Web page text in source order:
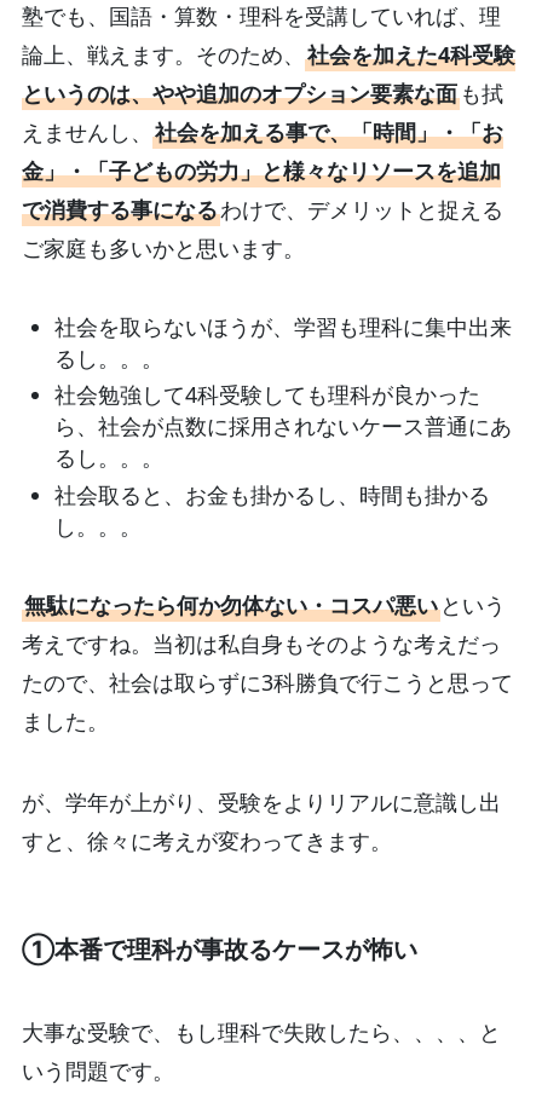
塾でも、国語・算数・理科を受講していれば、理
論上、戦えます。そのため、 社会を加えた4科受験
というのは、やや追加のオプション要素な面も拭
えませんし、 社会を加える事で、「時間」・「お
金」・「子どもの労力」と様々なリソースを追加
で消費する事になるわけで、デメリットと捉える
ご家庭も多いかと思います。
社会を取らないほうが、学習も理科に集中出来
るし。。。
社会勉強して4科受験しても理科が良かった
ら、社会が点数に採用されないケース普通にあ
るし。。。
社会取ると、お金も掛かるし、時間も掛かる
し。。。
無駄になったら何か勿体ない・コスパ悪いという
考えですね。当初は私自身もそのような考えだっ
たので、社会は取らずに3科勝負で行こうと思って
ました。
が、学年が上がり、受験をよりリアルに意識し出
すと、徐々に考えが変わってきます。
①本番で理科が事故るケースが怖い
大事な受験で、もし理科で失敗したら、、、、と
いう問題です。